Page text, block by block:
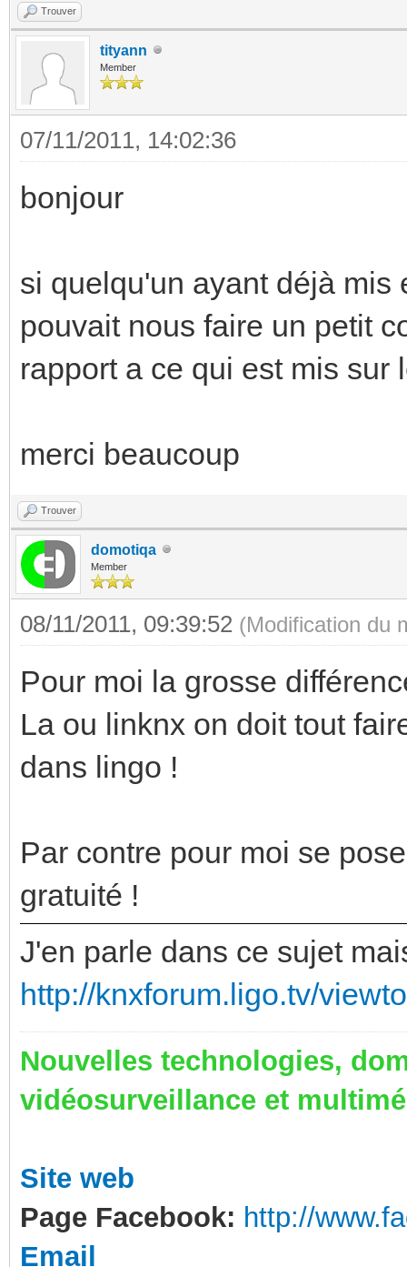
Trouver
tityann
Member
07/11/2011, 14:02:36
bonjour
si quelqu'un ayant déjà
pouvait nous faire un petit
rapport a ce qui est mis sur
merci beaucoup
Trouver
domotiqa
Member
08/11/2011, 09:39:52 (Modification du
Pour moi la grosse
La ou linknx on doit tout
dans lingo !
Par contre pour moi se
gratuité !
J'en parle dans ce sujet
http://knxforum.ligo.tv/
Nouvelles technologies,
vidéosurveillance et
Site web
Page Facebook: http://
Email